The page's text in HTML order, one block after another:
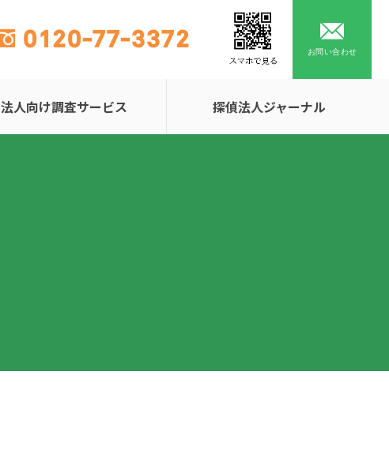
お問い合わせ
0120-77-3372
法人向け調査サービス 探偵法人ジャーナル